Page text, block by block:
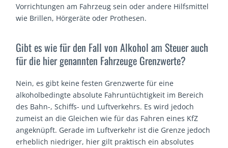
Vorrichtungen am Fahrzeug sein oder andere Hilfsmittel
wie Brillen, Hörgeräte oder Prothesen.
Gibt es wie für den Fall von Alkohol am Steuer auch
für die hier genannten Fahrzeuge Grenzwerte?
Nein, es gibt keine festen Grenzwerte für eine
alkoholbedingte absolute Fahruntüchtigkeit im Bereich
des Bahn-, Schiffs- und Luftverkehrs. Es wird jedoch
zumeist an die Gleichen wie für das Fahren eines KfZ
angeknüpft. Gerade im Luftverkehr ist die Grenze jedoch
erheblich niedriger, hier gilt praktisch ein absolutes